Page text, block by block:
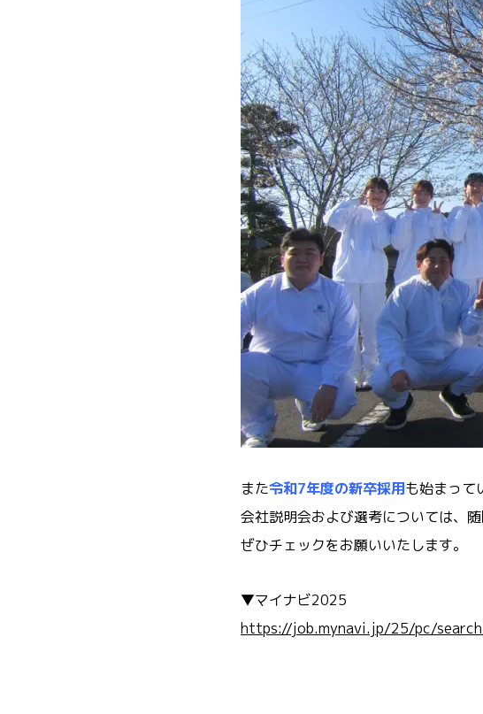
また令和7年度の新卒採用も始まって
会社説明会および選考については、
ぜひチェックをお願いいたします。
▼マイナビ2025
https://job.mynavi.jp/25/pc/